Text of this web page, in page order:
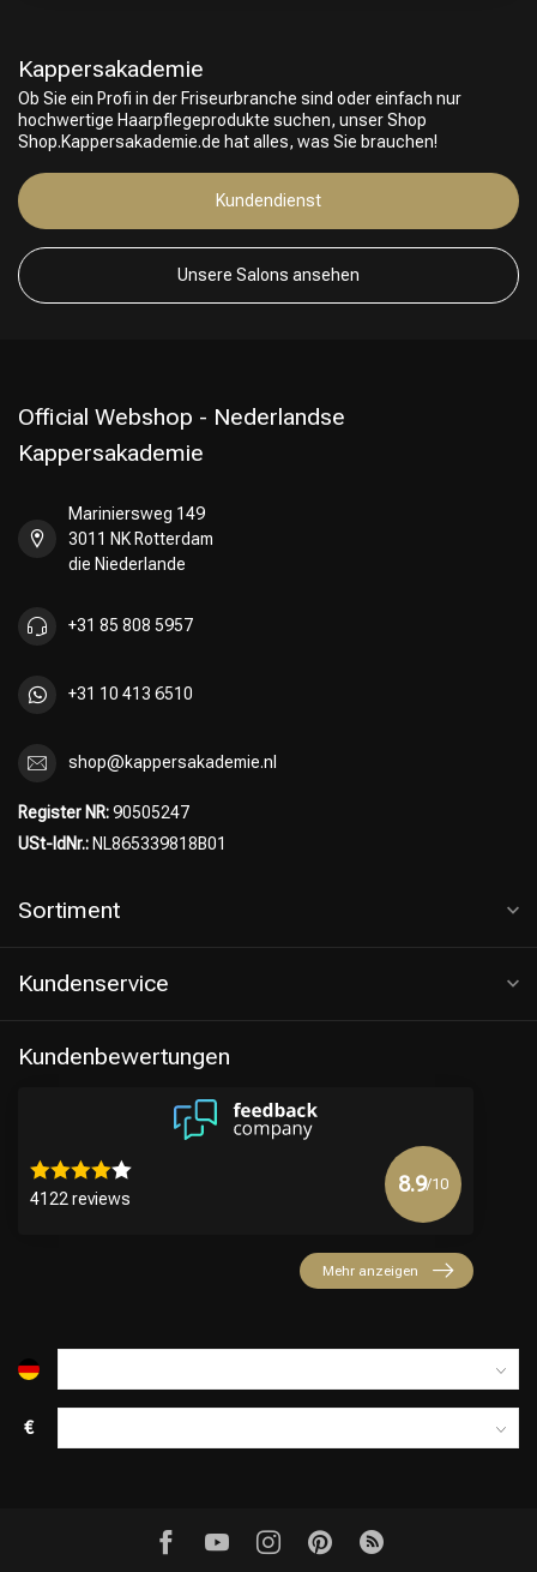
Kappersakademie
Ob Sie ein Profi in der Friseurbranche sind oder einfach nur
hochwertige Haarpflegeprodukte suchen, unser Shop
Shop.Kappersakademie.de hat alles, was Sie brauchen!
Kundendienst
Unsere Salons ansehen
Official Webshop - Nederlandse
Kappersakademie
Mariniersweg 149
3011 NK Rotterdam
die Niederlande
+31 85 808 5957
+31 10 413 6510
shop@kappersakademie.nl
Register NR:90505247
USt-IdNr.: NL865339818B01
Sortiment
Kundenservice
Kundenbewertungen
4122 reviews
8.9/10
Mehr anzeigen
€